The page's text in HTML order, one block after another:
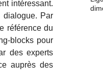
intéressant.
dialogue. Par
référence du
blocks pour
des experts
auprès des